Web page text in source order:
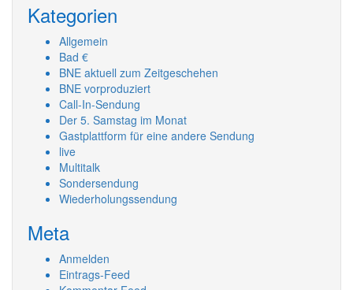
Kategorien
Allgemein
Bad €
BNE aktuell zum Zeitgeschehen
BNE vorproduziert
Call-In-Sendung
Der 5. Samstag im Monat
Gastplattform für eine andere Sendung
live
Multitalk
Sondersendung
Wiederholungssendung
Meta
Anmelden
Eintrags-Feed